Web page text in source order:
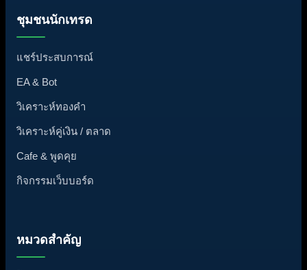
ชุมชนนักเทรด
แชร์ประสบการณ์
EA & Bot
วิเคราะห์ทองคำ
วิเคราะห์คู่เงิน / ตลาด
Cafe & พูดคุย
กิจกรรมเว็บบอร์ด
หมวดสำคัญ